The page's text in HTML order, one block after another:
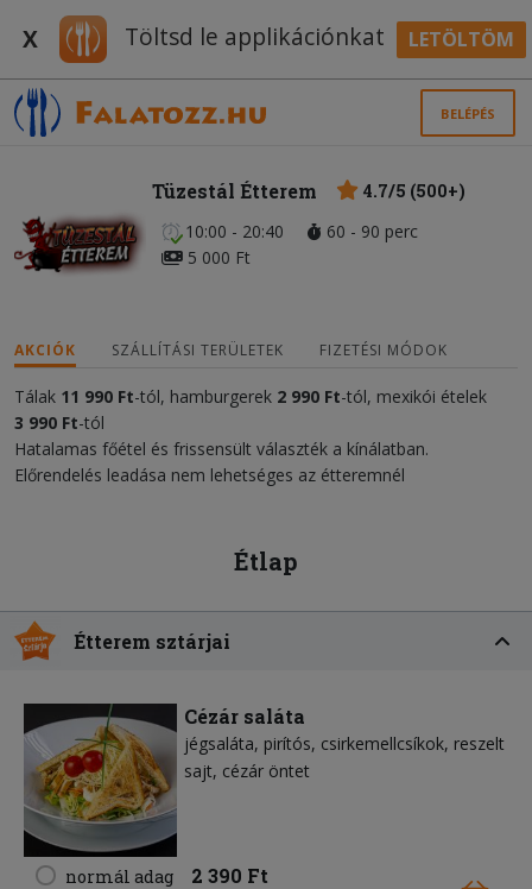
X Töltsd le applikációnkat LETÖLTÖM
BELÉPÉS
Tüzestál Étterem
4.7/5 (500+)
10:00 - 20:40
60 - 90 perc
5 000 Ft
AKCIÓK SZÁLLÍTÁSI TERÜLETEK FIZETÉSI MÓDOK
Tálak 11 990 Ft-tól, hamburgerek 2 990 Ft-tól, mexikói ételek
3 990 Ft-tól
Hatalamas főétel és frissensült választék a kínálatban.
Előrendelés leadása nem lehetséges az étteremnél
Étlap
Étterem sztárjai
Cézár saláta
jégsaláta pirítós csirkemellcsíkok reszelt
sajt cézár öntet
normál adag 2 390 Ft